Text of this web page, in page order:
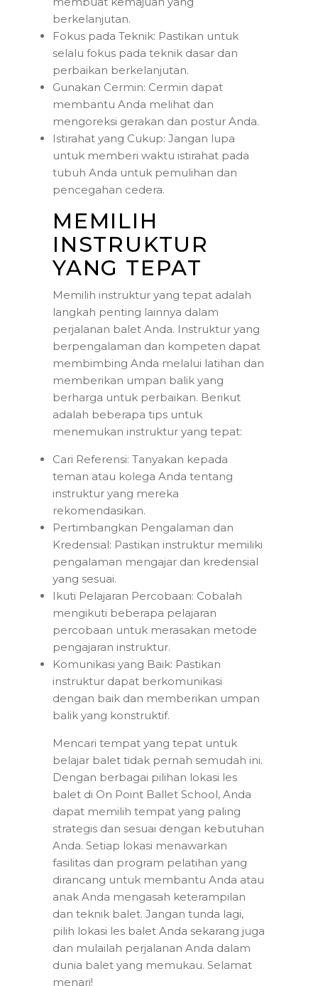
berkelanjutan.
Fokus pada Teknik: Pastikan untuk
selalu fokus pada teknik dasar dan
perbaikan berkelanjutan.
Gunakan Cermin: Cermin dapat
membantu Anda melihat dan
mengoreksi gerakan dan postur Anda.
Istirahat yang Cukup: Jangan lupa
untuk memberi waktu istirahat pada
tubuh Anda untuk pemulihan dan
pencegahan cedera.
MEMILIH
INSTRUKTUR
YANG TEPAT
Memilih instruktur yang tepat adalah
langkah penting lainnya dalam
perjalanan balet Anda. Instruktur yang
berpengalaman dan kompeten dapat
membimbing Anda melalui latihan dan
memberikan umpan balik yang
berharga untuk perbaikan. Berikut
adalah beberapa tips untuk
menemukan instruktur yang tepat:
Cari Referensi: Tanyakan kepada
teman atau kolega Anda tentang
instruktur yang mereka
rekomendasikan.
Pertimbangkan Pengalaman dan
Kredensial: Pastikan instruktur memiliki
pengalaman mengajar dan kredensial
yang sesuai.
Ikuti Pelajaran Percobaan: Cobalah
mengikuti beberapa pelajaran
percobaan untuk merasakan metode
pengajaran instruktur.
Komunikasi yang Baik: Pastikan
instruktur dapat berkomunikasi
dengan baik dan memberikan umpan
balik yang konstruktif.
Mencari tempat yang tepat untuk
belajar balet tidak pernah semudah ini.
Dengan berbagai pilihan lokasi les
balet di On Point Ballet School, Anda
dapat memilih tempat yang paling
strategis dan sesuai dengan kebutuhan
Anda. Setiap lokasi menawarkan
fasilitas dan program pelatihan yang
dirancang untuk membantu Anda atau
anak Anda mengasah keterampilan
dan teknik balet. Jangan tunda lagi,
pilih lokasi les balet Anda sekarang juga
dan mulailah perjalanan Anda dalam
dunia balet yang memukau. Selamat
menari!